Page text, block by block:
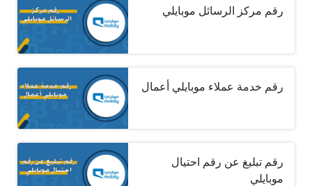
رقم مركز الرسائل موبايلي
رقم خدمة عملاء موبايلي أعمال
رقم تبليغ عن رقم احتيال
موبايلي